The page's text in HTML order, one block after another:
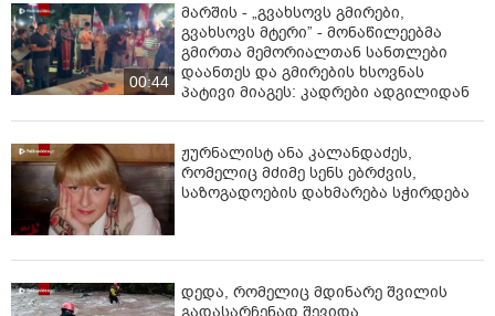
00:44
მარშის - „გვახსოვს გმირები,
გვახსოვს მტერი” - მონაწილეებმა
გმირთა მემორიალთან სანთლები
დაანთეს და გმირების ხსოვნას
პატივი მიაგეს: კადრები ადგილიდან
ჟურნალისტ ანა კალანდაძეს,
რომელიც მძიმე სენს ებრძვის,
საზოგადოების დახმარება სჭირდება
დედა, რომელიც მდინარე შვილის